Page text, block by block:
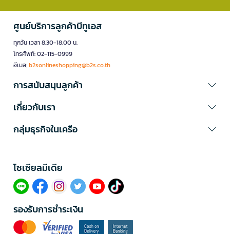
ศูนย์บริการลูกค้าบีทูเอส
ทุกวัน เวลา 8.30-18.00 น.
โทรศัพท์: 02-115-0999
อีเมล:b2sonlineshopping@b2s.co.th
การสนับสนุนลูกค้า
เกี่ยวกับเรา
กลุ่มธุรกิจในเครือ
โซเซียลมีเดีย​
รองรับการชำระเงิน